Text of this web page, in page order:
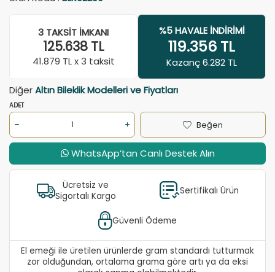
3 TAKSIT İMKANI
125.638TL
41.879 TL x 3 taksit
%5 HAVALE İNDIRIMI
119.356 TL
Kazanç 6.282 TL
DiğerAltın Bileklik Modelleri ve Fiyatları
ADET
Beğen
WhatsApp’tan Canlı Destek Alın
Ücretsiz ve
Sigortalı Kargo
Sertifikalı Ürün
Güvenli Ödeme
El emeği ile üretilen ürünlerde gram standardı tutturmak
zor olduğundan, ortalama grama göre artı ya da eksi